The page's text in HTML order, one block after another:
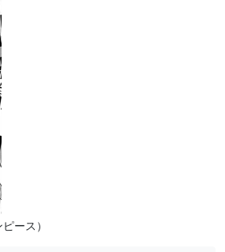
ース）